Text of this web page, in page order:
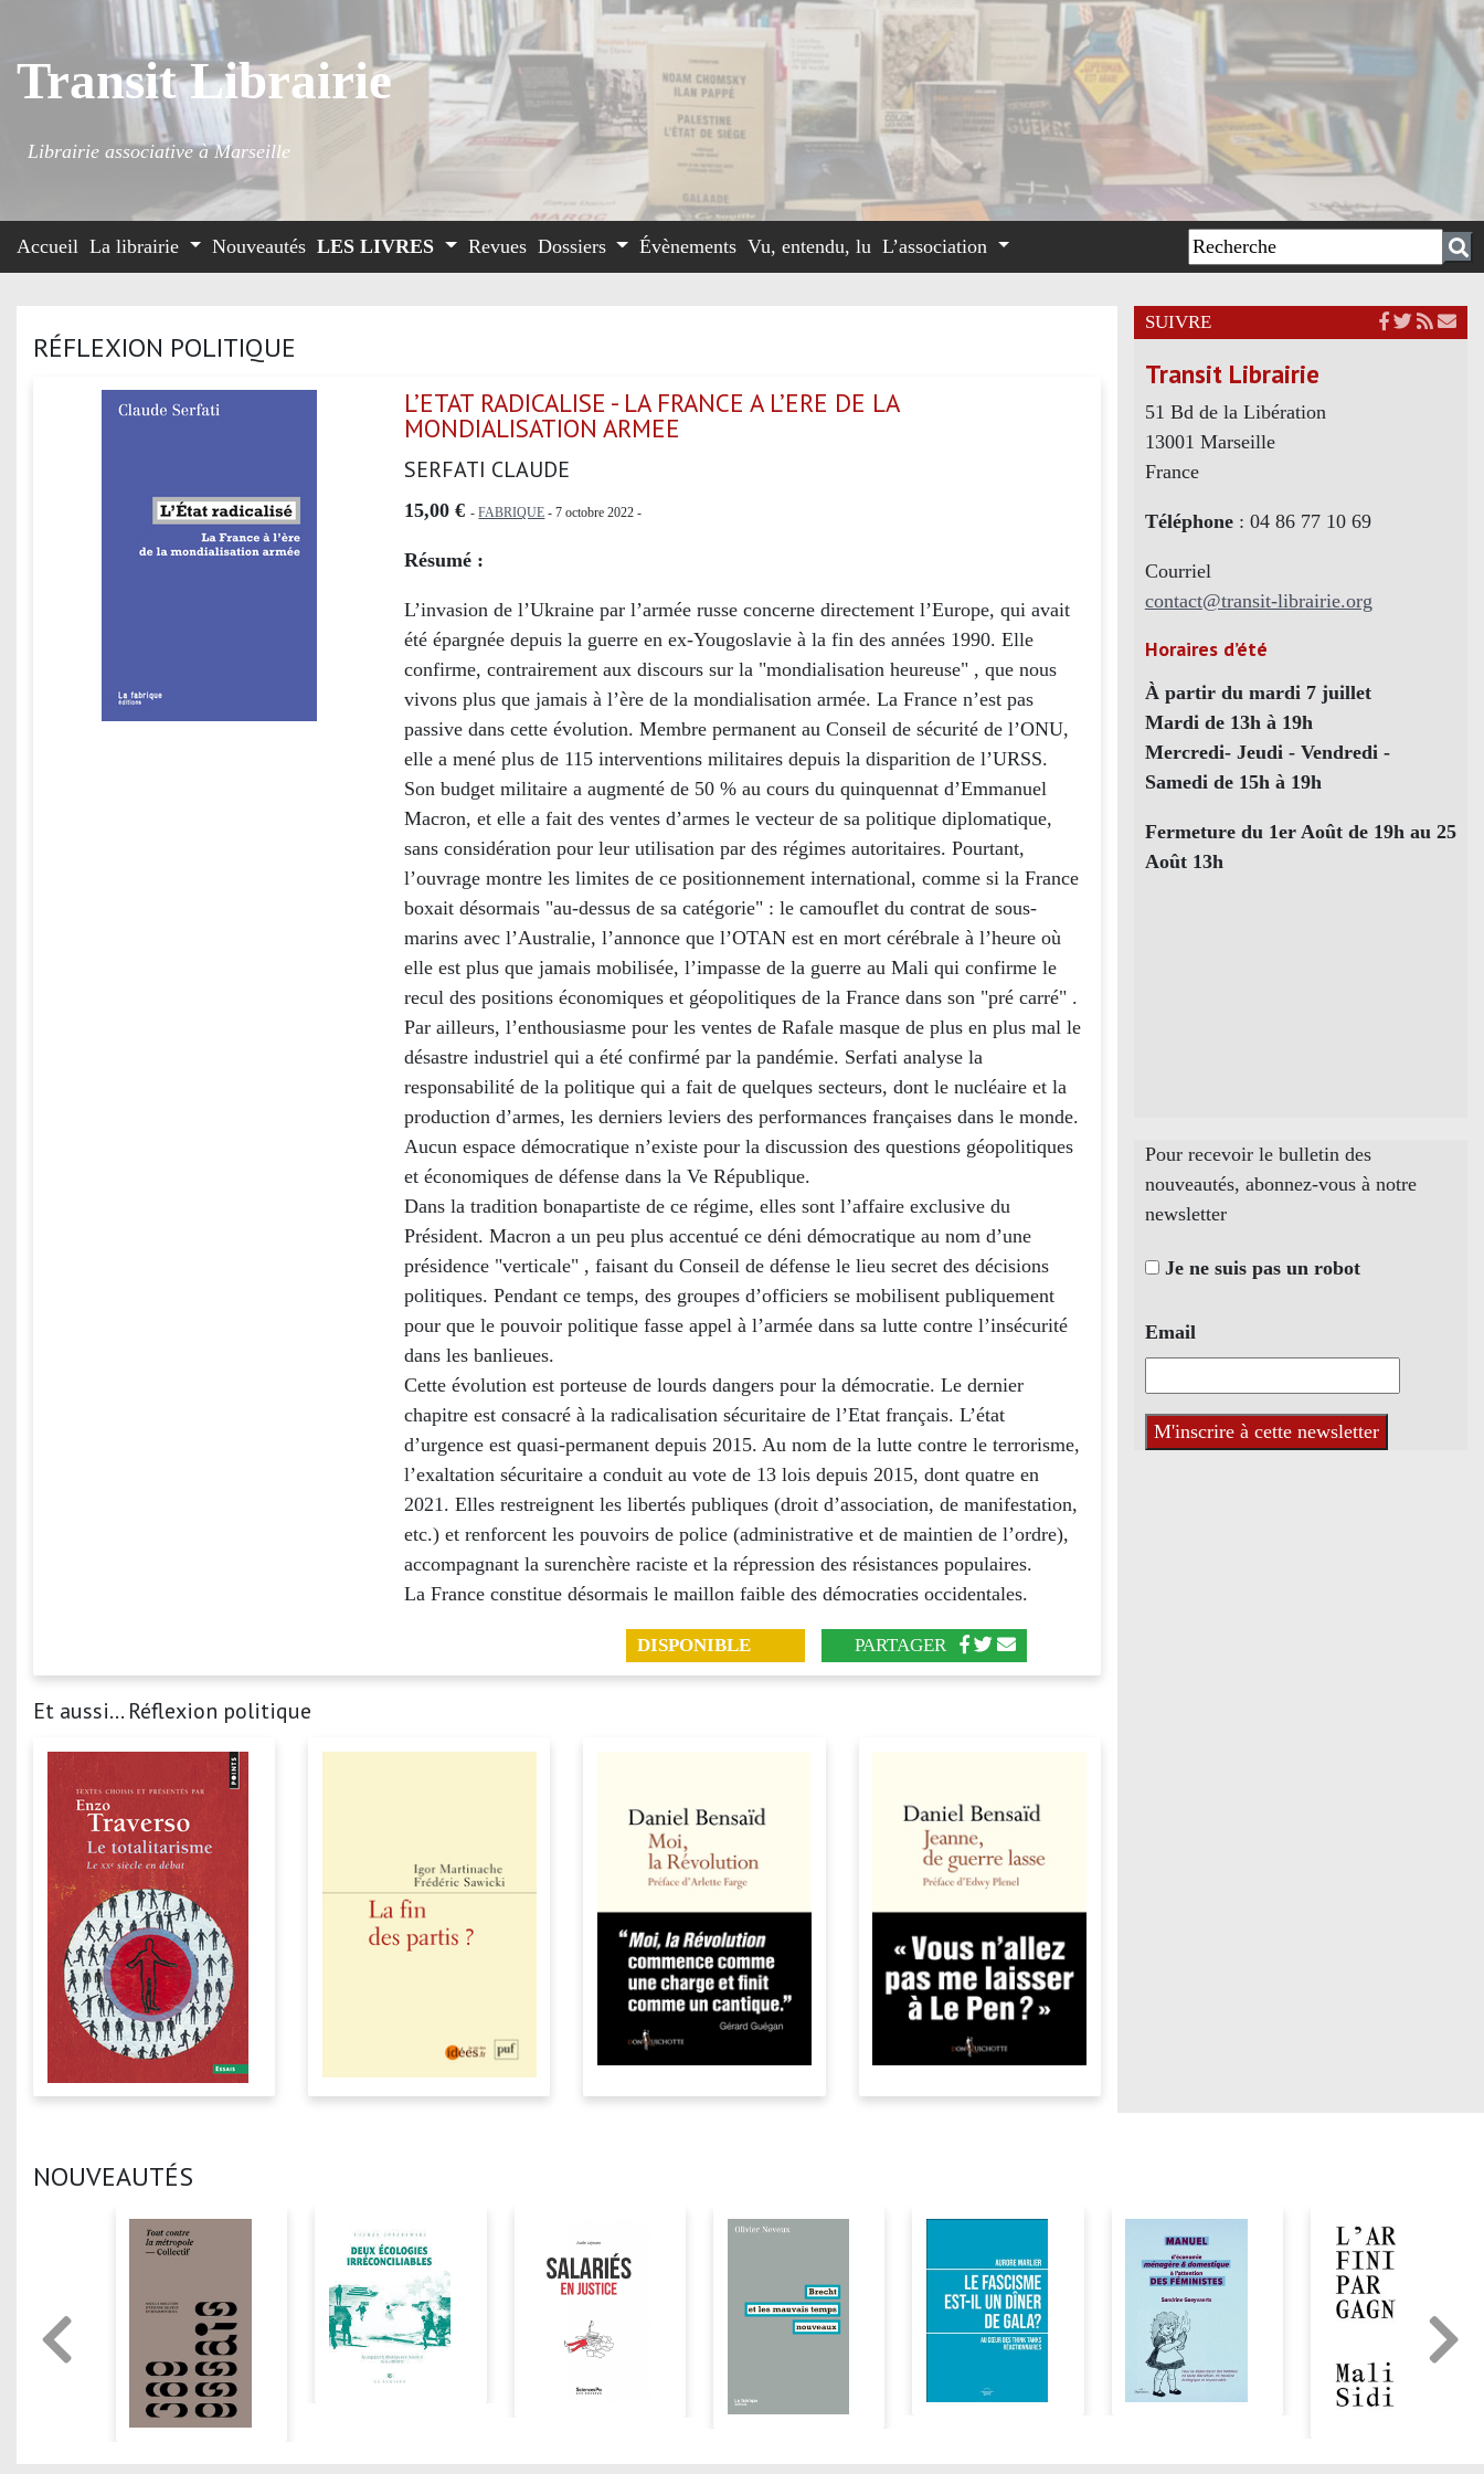
Transit Librairie
Librairie associative à Marseille
Accueil La librairie Nouveautés LES LIVRES Revues Dossiers Évènements Vu, entendu, lu L’association
RÉFLEXION POLITIQUE
L’ETAT RADICALISE - LA FRANCE A L’ERE DE LA
MONDIALISATION ARMEE
SERFATI CLAUDE
15,00 € -FABRIQUE - 7 octobre 2022 -
Résumé :
L’invasion de l’Ukraine par l’armée russe concerne directement l’Europe, qui avait
été épargnée depuis la guerre en ex-Yougoslavie à la fin des années 1990. Elle
confirme, contrairement aux discours sur la "mondialisation heureuse" , que nous
vivons plus que jamais à l’ère de la mondialisation armée. La France n’est pas
passive dans cette évolution. Membre permanent au Conseil de sécurité de l’ONU,
elle a mené plus de 115 interventions militaires depuis la disparition de l’URSS.
Son budget militaire a augmenté de 50 % au cours du quinquennat d’Emmanuel
Macron, et elle a fait des ventes d’armes le vecteur de sa politique diplomatique,
sans considération pour leur utilisation par des régimes autoritaires. Pourtant,
l’ouvrage montre les limites de ce positionnement international, comme si la France
boxait désormais "au-dessus de sa catégorie" : le camouflet du contrat de sous-
marins avec l’Australie, l’annonce que l’OTAN est en mort cérébrale à l’heure où
elle est plus que jamais mobilisée, l’impasse de la guerre au Mali qui confirme le
recul des positions économiques et géopolitiques de la France dans son "pré carré" .
Par ailleurs, l’enthousiasme pour les ventes de Rafale masque de plus en plus mal le
désastre industriel qui a été confirmé par la pandémie. Serfati analyse la
responsabilité de la politique qui a fait de quelques secteurs, dont le nucléaire et la
production d’armes, les derniers leviers des performances françaises dans le monde.
Aucun espace démocratique n’existe pour la discussion des questions géopolitiques
et économiques de défense dans la Ve République.
Dans la tradition bonapartiste de ce régime, elles sont l’affaire exclusive du
Président. Macron a un peu plus accentué ce déni démocratique au nom d’une
présidence "verticale" , faisant du Conseil de défense le lieu secret des décisions
politiques. Pendant ce temps, des groupes d’officiers se mobilisent publiquement
pour que le pouvoir politique fasse appel à l’armée dans sa lutte contre l’insécurité
dans les banlieues.
Cette évolution est porteuse de lourds dangers pour la démocratie. Le dernier
chapitre est consacré à la radicalisation sécuritaire de l’Etat français. L’état
d’urgence est quasi-permanent depuis 2015. Au nom de la lutte contre le terrorisme,
l’exaltation sécuritaire a conduit au vote de 13 lois depuis 2015, dont quatre en
2021. Elles restreignent les libertés publiques (droit d’association, de manifestation,
etc.) et renforcent les pouvoirs de police (administrative et de maintien de l’ordre),
accompagnant la surenchère raciste et la répression des résistances populaires.
La France constitue désormais le maillon faible des démocraties occidentales.
DISPONIBLE PARTAGER
Et aussi... Réflexion politique
SUIVRE
Transit Librairie
51 Bd de la Libération
13001 Marseille
France
Téléphone: 04 86 77 10 69
Courriel
contact@transit-librairie.org
Horaires d’été
À partir du mardi 7 juillet
Mardi de 13h à 19h
Mercredi- Jeudi - Vendredi -
Samedi de 15h à 19h
Fermeture du 1er Août de 19h au 25
Août 13h
Pour recevoir le bulletin des
nouveautés, abonnez-vous à notre
newsletter
Je ne suis pas un robot
Email
NOUVEAUTÉS